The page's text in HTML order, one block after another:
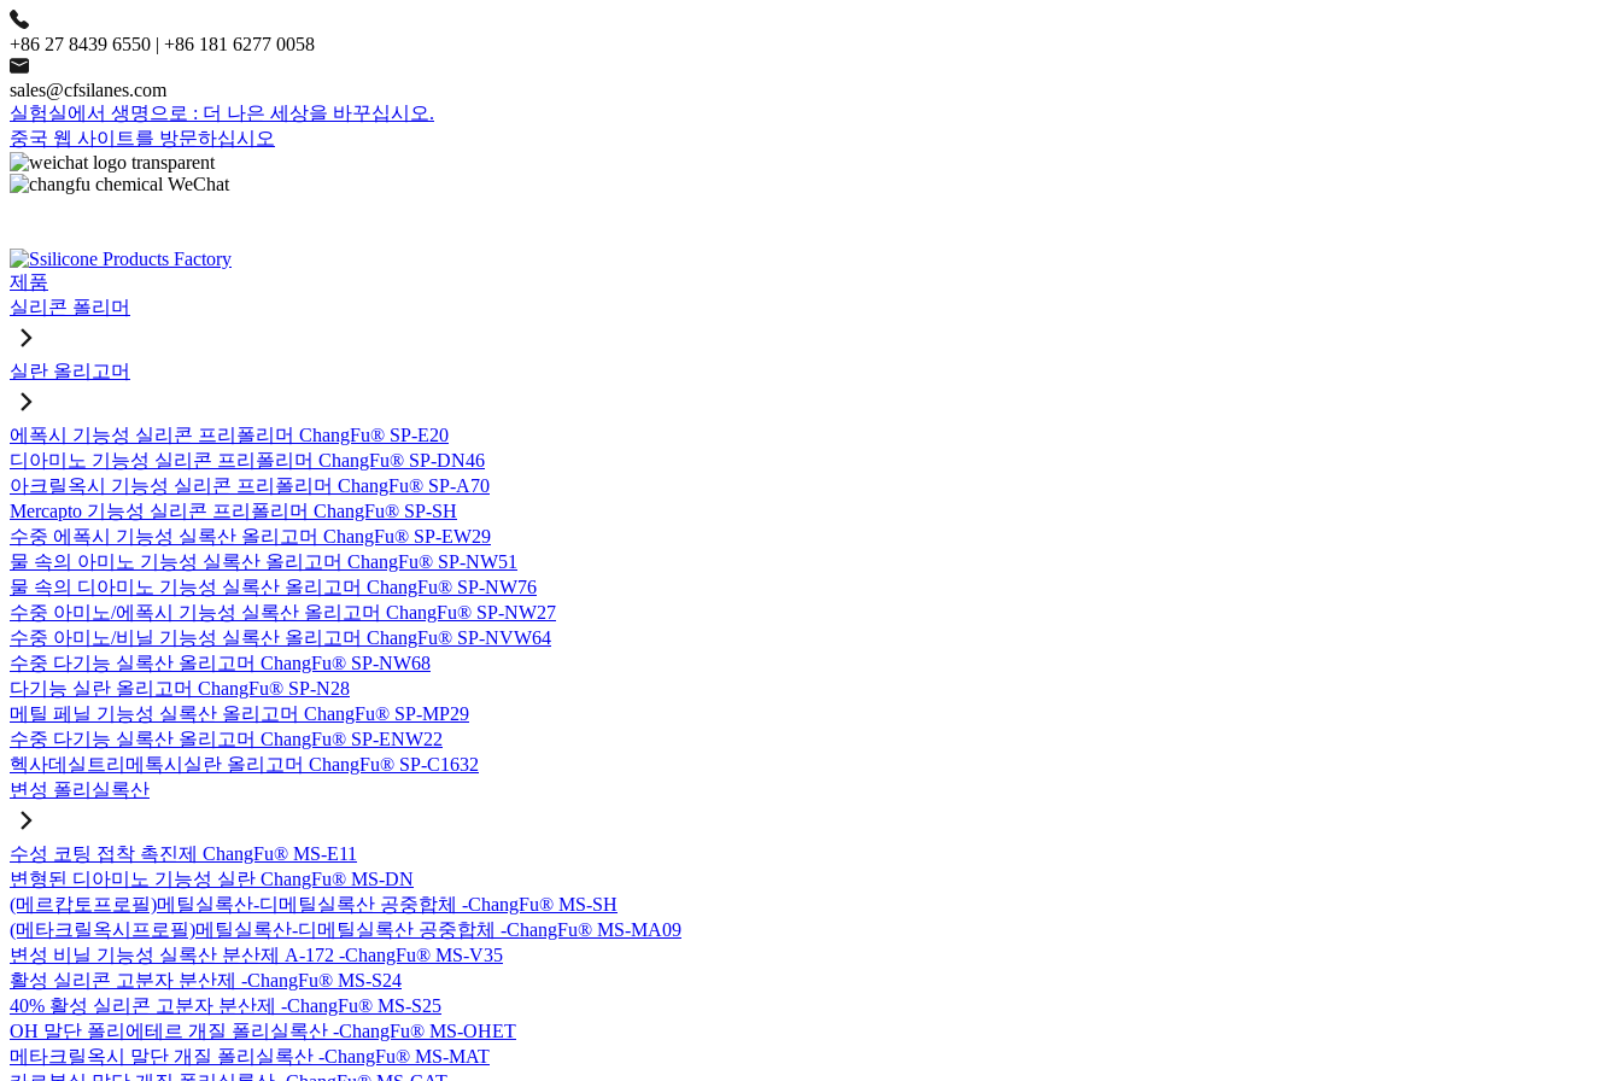
+86 27 8439 6550 | +86 181 6277 0058
sales@cfsilanes.com
실험실에서 생명으로 : 더 나은 세상을 바꾸십시오.
중국 웹 사이트를 방문하십시오
제품
실리콘 폴리머
실란 올리고머
에폭시 기능성 실리콘 프리폴리머 ChangFu® SP-E20
디아미노 기능성 실리콘 프리폴리머 ChangFu® SP-DN46
아크릴옥시 기능성 실리콘 프리폴리머 ChangFu® SP-A70
Mercapto 기능성 실리콘 프리폴리머 ChangFu® SP-SH
수중 에폭시 기능성 실록산 올리고머 ChangFu® SP-EW29
물 속의 아미노 기능성 실록산 올리고머 ChangFu® SP-NW51
물 속의 디아미노 기능성 실록산 올리고머 ChangFu® SP-NW76
수중 아미노/에폭시 기능성 실록산 올리고머 ChangFu® SP-NW27
수중 아미노/비닐 기능성 실록산 올리고머 ChangFu® SP-NVW64
수중 다기능 실록산 올리고머 ChangFu® SP-NW68
다기능 실란 올리고머 ChangFu® SP-N28
메틸 페닐 기능성 실록산 올리고머 ChangFu® SP-MP29
수중 다기능 실록산 올리고머 ChangFu® SP-ENW22
헥사데실트리메톡시실란 올리고머 ChangFu® SP-C1632
변성 폴리실록산
수성 코팅 접착 촉진제 ChangFu® MS-E11
변형된 디아미노 기능성 실란 ChangFu® MS-DN
(메르캅토프로필)메틸실록산-디메틸실록산 공중합체 -ChangFu® MS-SH
(메타크릴옥시프로필)메틸실록산-디메틸실록산 공중합체 -ChangFu® MS-MA09
변성 비닐 기능성 실록산 분산제 A-172 -ChangFu® MS-V35
활성 실리콘 고분자 분산제 -ChangFu® MS-S24
40% 활성 실리콘 고분자 분산제 -ChangFu® MS-S25
OH 말단 폴리에테르 개질 폴리실록산 -ChangFu® MS-OHET
메타크릴옥시 말단 개질 폴리실록산 -ChangFu® MS-MAT